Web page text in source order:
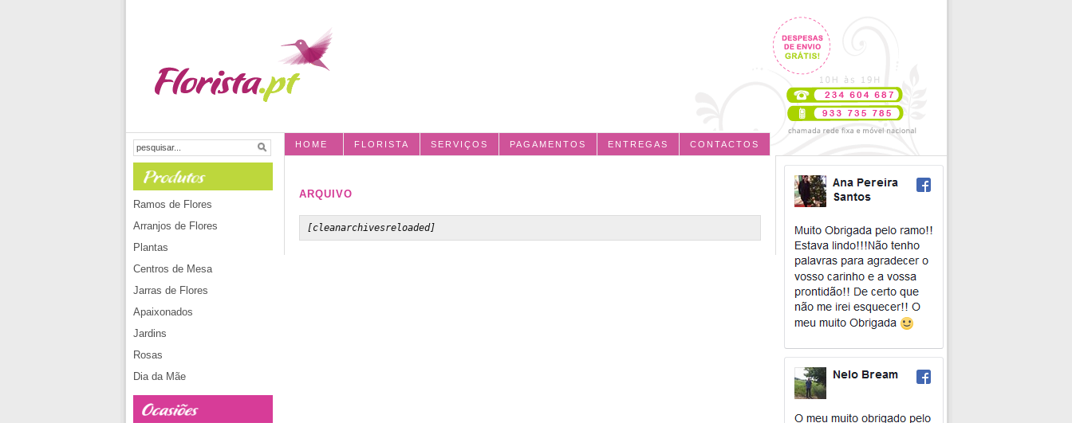
HOME FLORISTA SERVIÇOS PAGAMENTOS ENTREGAS CONTACTOS
ARQUIVO
[cleanarchivesreloaded]
Ramos de Flores
Arranjos de Flores
Plantas
Centros de Mesa
Jarras de Flores
Apaixonados
Jardins
Rosas
Dia da Mãe